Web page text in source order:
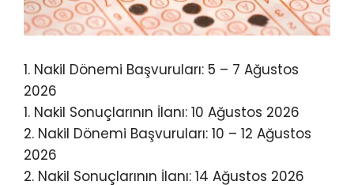
1. Nakil Dönemi Başvuruları: 5 – 7 Ağustos
2026
1. Nakil Sonuçlarının İlanı: 10 Ağustos 2026
2. Nakil Dönemi Başvuruları: 10 – 12 Ağustos
2026
2. Nakil Sonuçlarının İlanı: 14 Ağustos 2026